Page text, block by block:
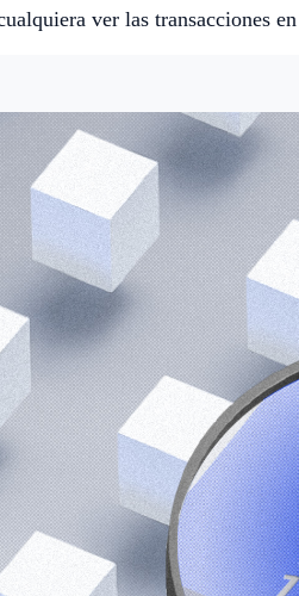
ver las transacciones